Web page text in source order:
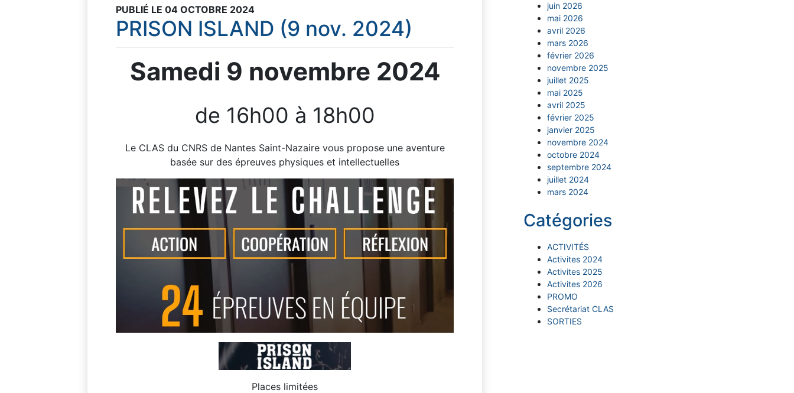
PUBLIÉ LE 04 OCTOBRE 2024
PRISON ISLAND (9 nov. 2024)
Samedi 9 novembre 2024
de 16h00 à 18h00
Le CLAS du CNRS de Nantes Saint-Nazaire vous propose une aventure
basée sur des épreuves physiques et intellectuelles
Places limitées
juin 2026
mai 2026
avril 2026
mars 2026
février 2026
novembre 2025
juillet 2025
mai 2025
avril 2025
février 2025
janvier 2025
novembre 2024
octobre 2024
septembre 2024
juillet 2024
mars 2024
Catégories
ACTIVITÉS
Activites 2024
Activites 2025
Activites 2026
PROMO
Secrétariat CLAS
SORTIES